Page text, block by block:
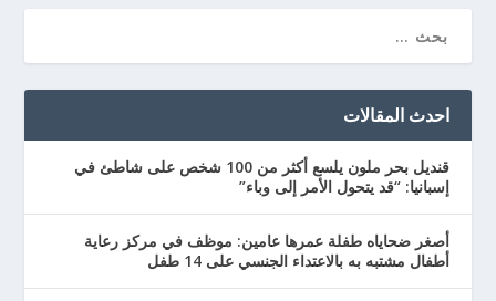
احدث المقالات
قنديل بحر ملون يلسع أكثر من 100 شخص على شاطئ في
إسبانيا: “قد يتحول الأمر إلى وباء”
أصغر ضحاياه طفلة عمرها عامين: موظف في مركز رعاية
أطفال مشتبه به بالاعتداء الجنسي على 14 طفل